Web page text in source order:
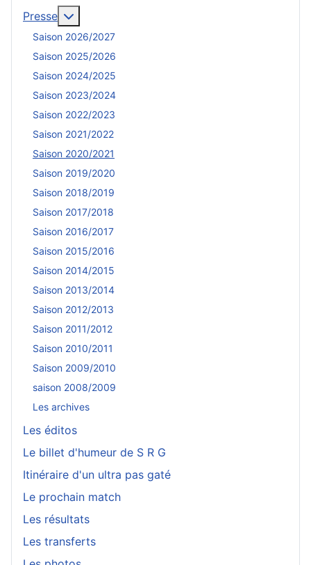
Presse
Saison 2026/2027
Saison 2025/2026
Saison 2024/2025
Saison 2023/2024
Saison 2022/2023
Saison 2021/2022
Saison 2020/2021
Saison 2019/2020
Saison 2018/2019
Saison 2017/2018
Saison 2016/2017
Saison 2015/2016
Saison 2014/2015
Saison 2013/2014
Saison 2012/2013
Saison 2011/2012
Saison 2010/2011
Saison 2009/2010
saison 2008/2009
Les archives
Les éditos
Le billet d'humeur de S R G
Itinéraire d'un ultra pas gaté
Le prochain match
Les résultats
Les transferts